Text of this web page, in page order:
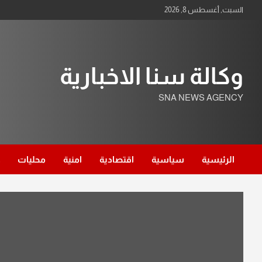
السبت, أغسطس 8, 2026
وكالة سنا الاخبارية
SNA NEWS AGENCY
الرئيسية سياسية اقتصادية امنية محليات